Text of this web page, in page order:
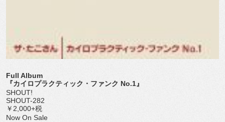
Full Album
『カイロプラクティック・ファンク No.1』
SHOUT!
SHOUT-282
￥2,000+税
Now On Sale